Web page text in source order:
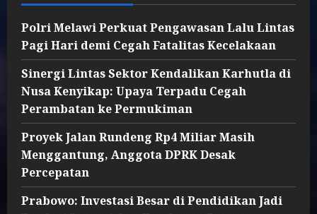
Polri Melawi Perkuat Pengawasan Lalu Lintas
Pagi Hari demi Cegah Fatalitas Kecelakaan
Sinergi Lintas Sektor Kendalikan Karhutla di
Nusa Kenyikap: Upaya Terpadu Cegah
Perambatan ke Permukiman
Proyek Jalan Rundeng Rp4 Miliar Masih
Menggantung, Anggota DPRK Desak
Percepatan
Prabowo: Investasi Besar di Pendidikan Jadi